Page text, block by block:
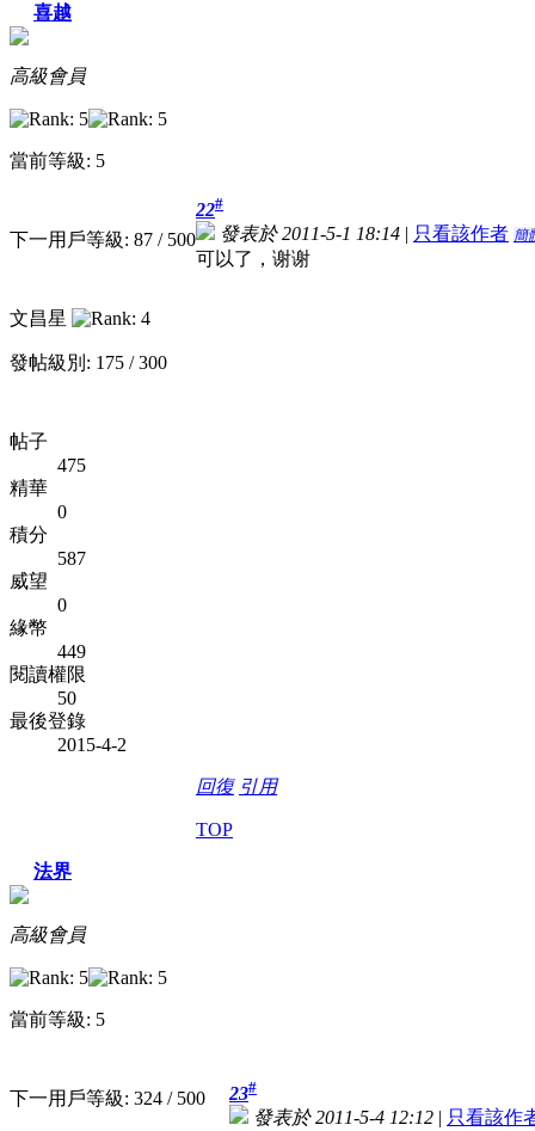
喜越
高級會員
當前等級: 5
下一用戶等級: 87 / 500
文昌星
發帖級別: 175 / 300
帖子
475
精華
0
積分
587
威望
0
緣幣
449
閱讀權限
50
最後登錄
2015-4-2
22#
發表於 2011-5-1 18:14 | 只看該作者 簡
可以了，谢谢
回復 引用
TOP
法界
高級會員
當前等級: 5
下一用戶等級: 324 / 500 23#
發表於 2011-5-4 12:12 | 只看該作